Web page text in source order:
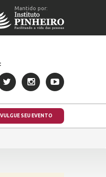
Mantido por:
SEU EVENTO